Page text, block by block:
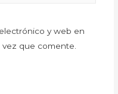
y web en
que comente.